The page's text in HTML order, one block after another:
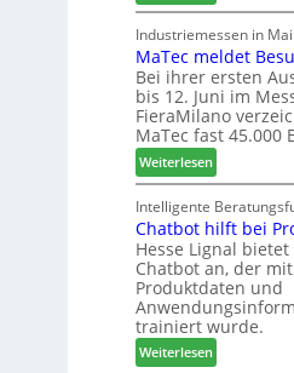
h
r
e
r
ü
r
P
l
a
n
t
a
g
-
F
r
ä
s
e
r
u
n
d
-
V
e
r
b
i
n
W
e
C
a
r
e
-
A
k
t
i
o
n
s
w
o
c
Industriemessen in
MaTec meldet
Bei ihrer ersten
bis 12. Juni im
FieraMilano
MaTec fast 45.000
Weiterlesen:
M
a
T
e
c
m
e
l
d
Intelligente
Chatbot hilft bei
Hesse Lignal
Chatbot an, der mit
Produktdaten und
trainiert wurde.
Weiterlesen: